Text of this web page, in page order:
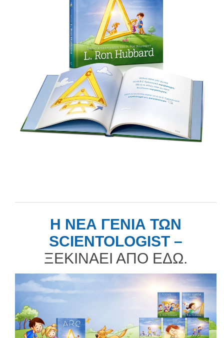
Η ΝΕΑ ΓΕΝΙΑ ΤΩΝ
SCIENTOLOGIST –
ΞΕΚΙΝΑΕΙ ΑΠΟ ΕΔΩ.